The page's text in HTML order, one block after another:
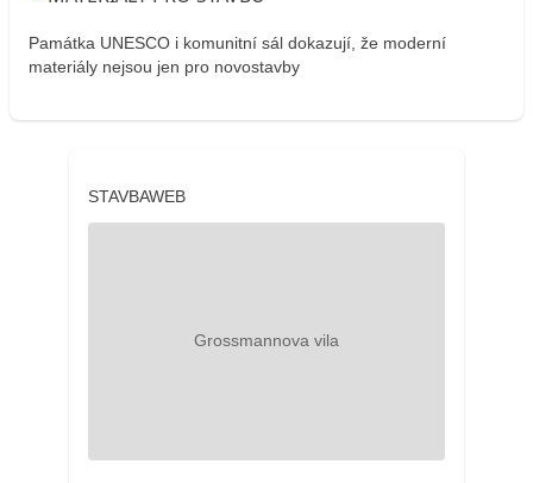
Památka UNESCO i komunitní sál dokazují, že moderní
materiály nejsou jen pro novostavby
STAVBAWEB